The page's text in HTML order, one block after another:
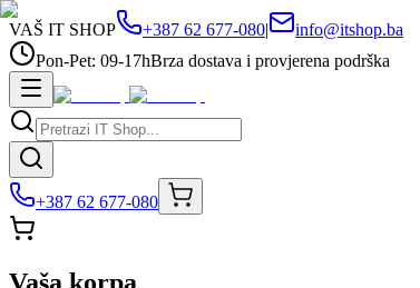
VAŠ IT SHOP +387 62 677-080|
info@itshop.ba
Pon-Pet: 09-17hBrza dostava i provjerena podrška
+387 62 677-080